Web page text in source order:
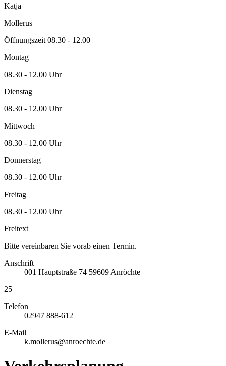
Katja
Mollerus
Öffnungszeit 08.30 - 12.00
Montag
08.30 - 12.00 Uhr
Dienstag
08.30 - 12.00 Uhr
Mittwoch
08.30 - 12.00 Uhr
Donnerstag
08.30 - 12.00 Uhr
Freitag
08.30 - 12.00 Uhr
Freitext
Bitte vereinbaren Sie vorab einen Termin.
Anschrift
001 Hauptstraße 74 59609 Anröchte
25
Telefon
02947 888-612
E-Mail
k.mollerus@anroechte.de